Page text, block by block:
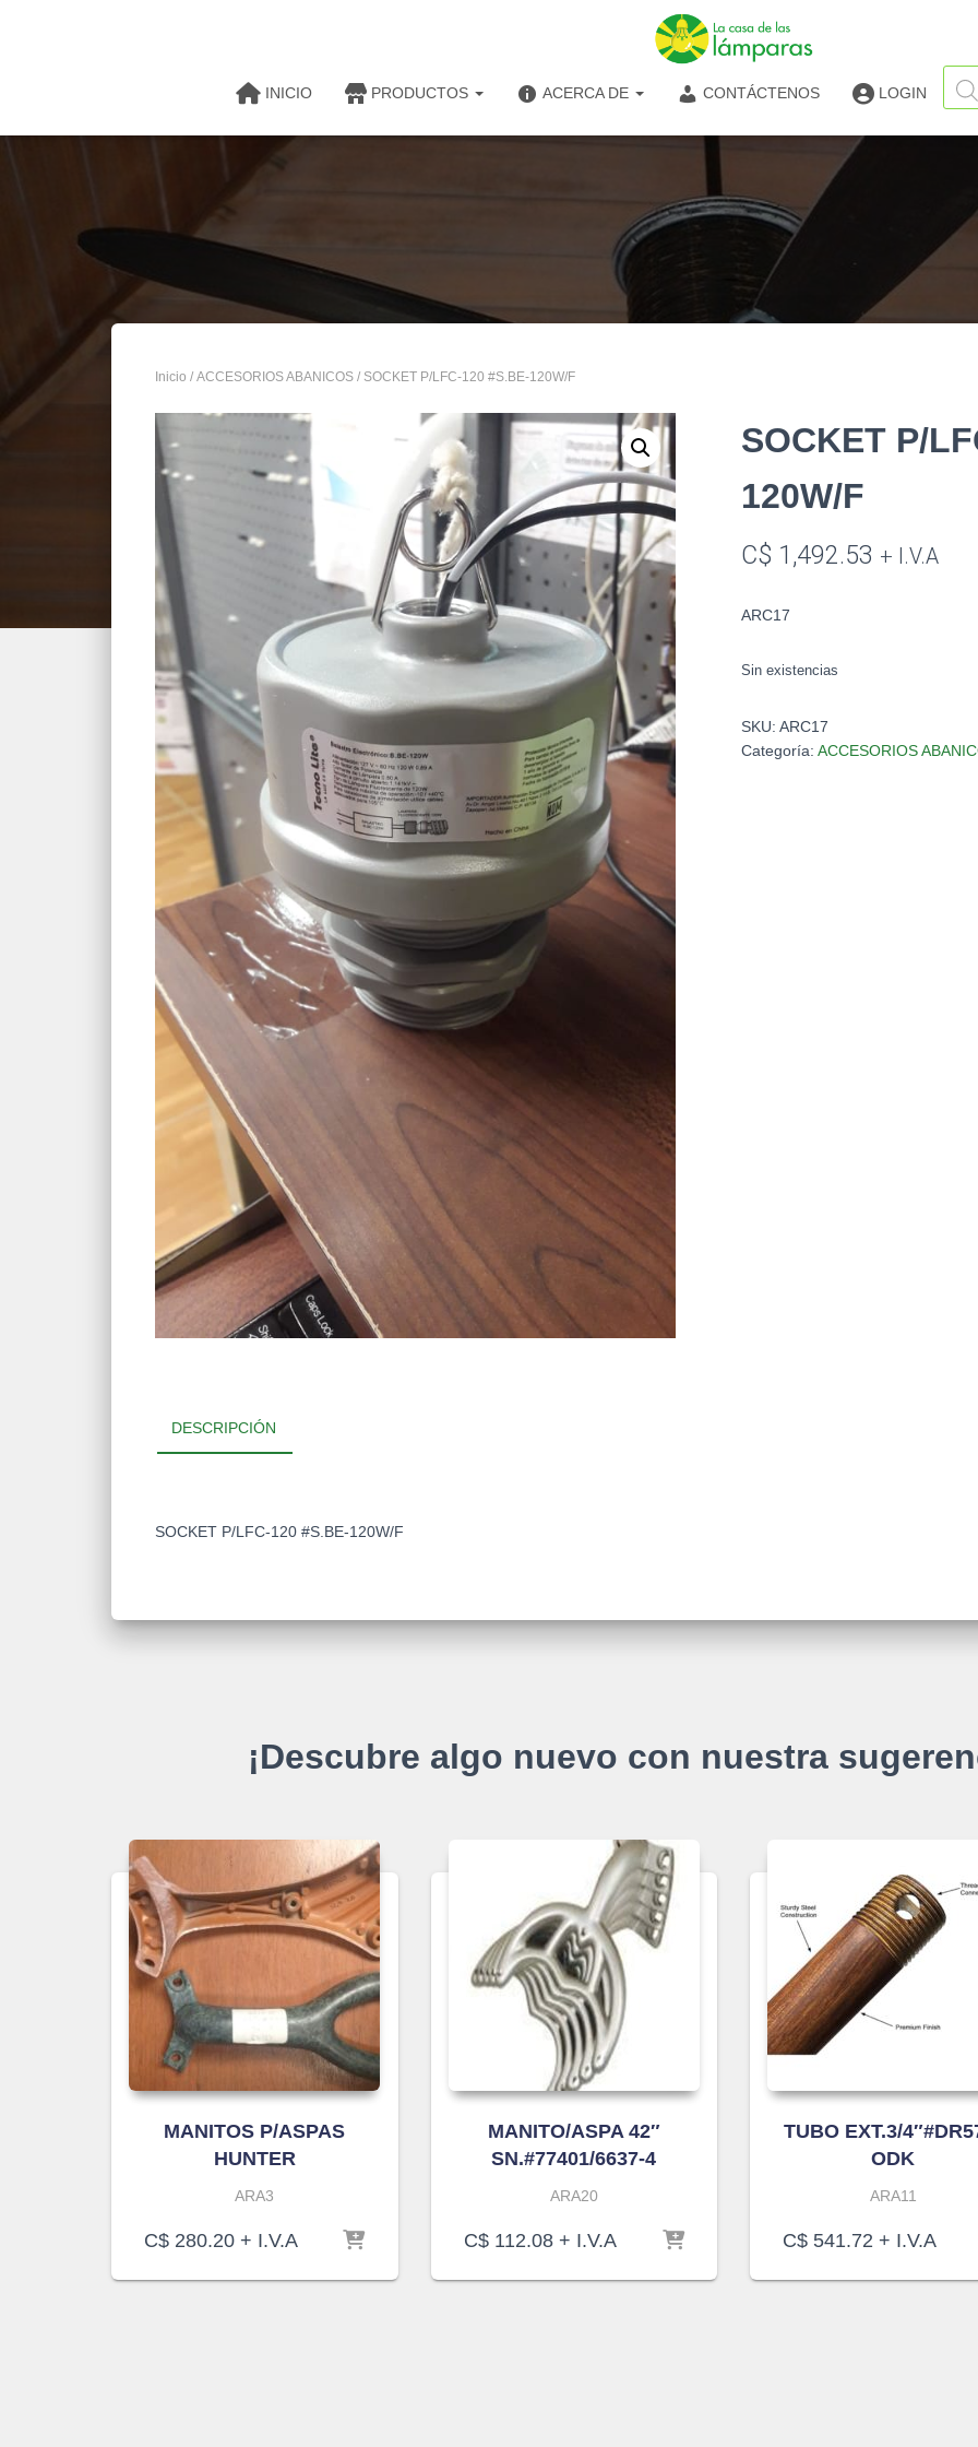
INICIO PRODUCTOS ACERCA DE CONTÁCTENOS LOGIN
de
Inicio / ACCESORIOS ABANICOS / SOCKET P/LFC-120 #S.BE-120W/F
SOCKET P/
120W/F
C$ 1,492.53 + I.V.A
ARC17
Sin existencias
SKU: ARC17
Categoría: ACCESORIOS
DESCRIPCIÓN
SOCKET P/LFC-120 #S.BE-120W/F
¡Descubre algo nuevo con nuestra
MANITOS P/ASPAS
HUNTER
ARA3
C$ 280.20 + I.V.A
MANITO/ASPA 42″
SN.#77401/6637-4
ARA20
C$112.08+ I.V.A
TUBO EXT.3/
ODK
ARA11
C$ 541.72 + I.V.A